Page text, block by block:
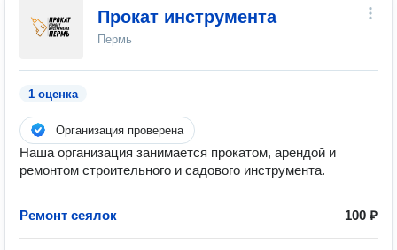
Прокат инструмента
Пермь
1 оценка
Организация проверена
Наша организация занимается прокатом, арендой и
ремонтом строительного и садового инструмента.
Ремонт сеялок 100 ₽